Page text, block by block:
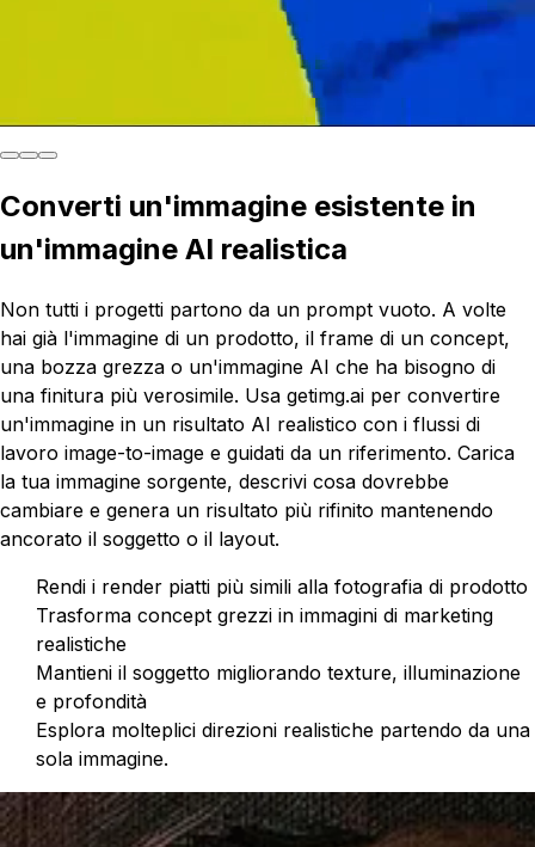
Converti un'immagine esistente in
un'immagine AI realistica
Non tutti i progetti partono da un prompt vuoto. A volte
hai già l'immagine di un prodotto, il frame di un concept,
una bozza grezza o un'immagine AI che ha bisogno di
una finitura più verosimile. Usa getimg.ai per convertire
un'immagine in un risultato AI realistico con i flussi di
lavoro image-to-image e guidati da un riferimento. Carica
la tua immagine sorgente, descrivi cosa dovrebbe
cambiare e genera un risultato più rifinito mantenendo
ancorato il soggetto o il layout.
Rendi i render piatti più simili alla fotografia di prodotto
Trasforma concept grezzi in immagini di marketing
realistiche
Mantieni il soggetto migliorando texture, illuminazione
e profondità
Esplora molteplici direzioni realistiche partendo da una
sola immagine.